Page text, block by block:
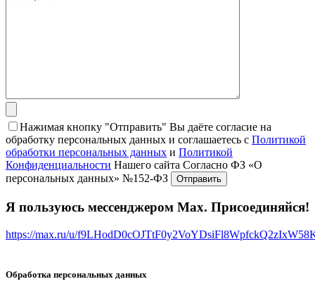
Нажимая кнопку "Отправить" Вы даёте согласие на
обработку персональных данных и соглашаетесь с Политикой
обработки персональных данных и Политикой
Конфиденциальности Нашего сайта Согласно ФЗ «О
персональных данных» №152-ФЗ
Я пользуюсь мессенджером Max. Присоединяйся!
https://max.ru/u/
Обработка персональных данных